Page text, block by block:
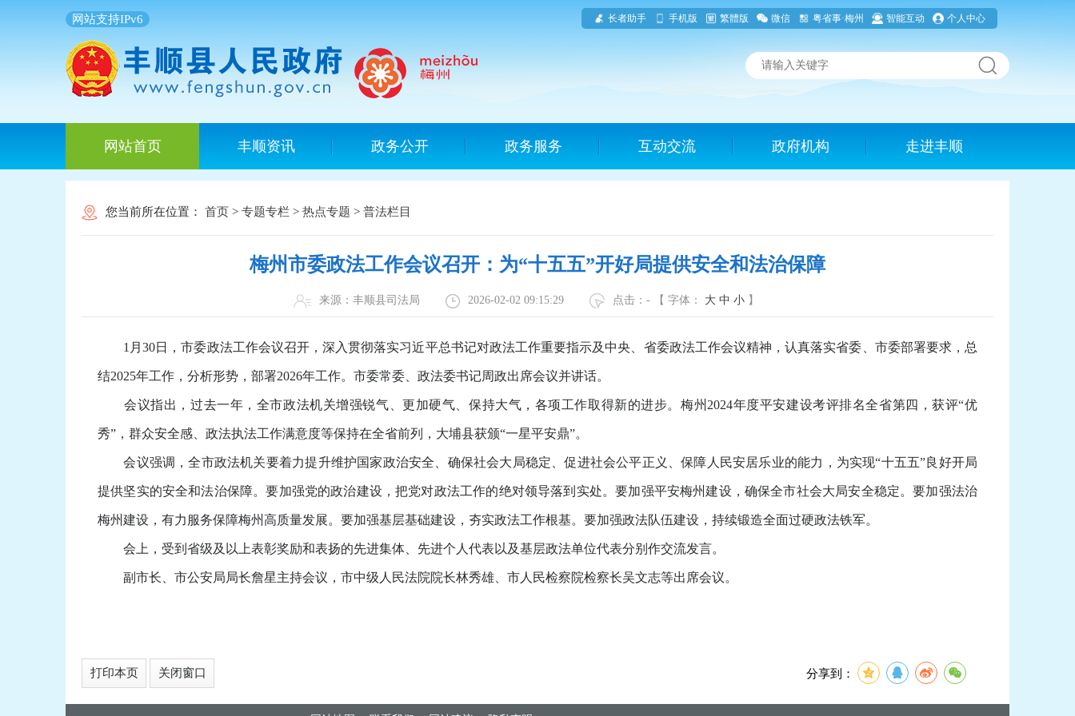
网站支持IPv6 长者助手 手机版 繁體版 微信 粤省事·梅州 智能互动 个人中心
网站首页 丰顺资讯 政务公开 政务服务 互动交流 政府机构 走进丰顺
您当前所在位置： 首页 > 专题专栏 > 热点专题 > 普法栏目
梅州市委政法工作会议召开：为“十五五”开好局提供安全和法治保障
来源：丰顺县司法局 2026-02-02 09:15:29 点击： - 【 字体： 大 中 小 】
1月30日，市委政法工作会议召开，深入贯彻落实习近平总书记对政法工作重要指示及中央、省委政法工作会议精神，认真落实省委、市委部署要求，总
结2025年工作，分析形势，部署2026年工作。市委常委、政法委书记周政出席会议并讲话。
会议指出，过去一年，全市政法机关增强锐气、更加硬气、保持大气，各项工作取得新的进步。梅州2024年度平安建设考评排名全省第四，获评“优
秀”，群众安全感、政法执法工作满意度等保持在全省前列，大埔县获颁“一星平安鼎”。
会议强调，全市政法机关要着力提升维护国家政治安全、确保社会大局稳定、促进社会公平正义、保障人民安居乐业的能力，为实现“十五五”良好开局
提供坚实的安全和法治保障。要加强党的政治建设，把党对政法工作的绝对领导落到实处。要加强平安梅州建设，确保全市社会大局安全稳定。要加强法治
梅州建设，有力服务保障梅州高质量发展。要加强基层基础建设，夯实政法工作根基。要加强政法队伍建设，持续锻造全面过硬政法铁军。
会上，受到省级及以上表彰奖励和表扬的先进集体、先进个人代表以及基层政法单位代表分别作交流发言。
副市长、市公安局局长詹星主持会议，市中级人民法院院长林秀雄、市人民检察院检察长吴文志等出席会议。
打印本页 关闭窗口 分享到：